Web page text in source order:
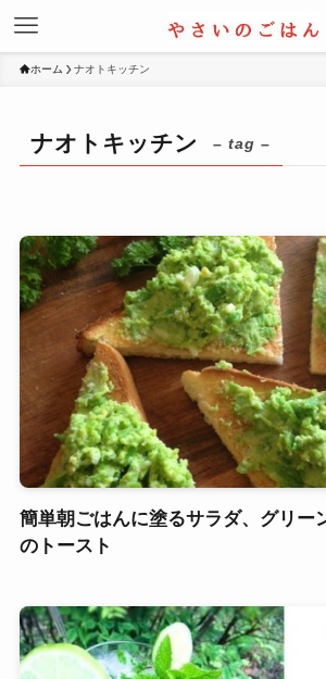
ホーム ナオトキッチン
ナオトキッチン – tag –
簡単朝ごはんに塗るサラダ、グリー
のトースト